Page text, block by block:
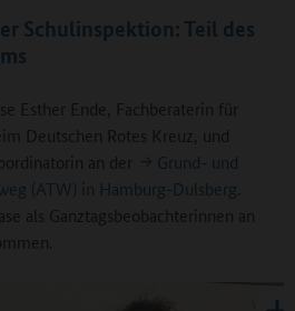
Schulinspektion: Teil des
Esther Ende, Fachberaterin für
Deutschen Rotes Kreuz, und
an der
Grund- und
(ATW) in Hamburg-Dulsberg
als Ganztagsbeobachterinnen an